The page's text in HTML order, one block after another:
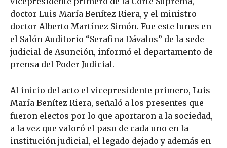
doctor Luis María Benítez Riera, y el ministro
doctor Alberto Martínez Simón. Fue este lunes en
el Salón Auditorio “Serafina Dávalos” de la sede
judicial de Asunción, informó el departamento de
prensa del Poder Judicial.
Al inicio del acto el vicepresidente primero, Luis
María Benítez Riera, señaló a los presentes que
fueron electos por lo que aportaron a la sociedad,
a la vez que valoró el paso de cada uno en la
institución judicial, el legado dejado y además en